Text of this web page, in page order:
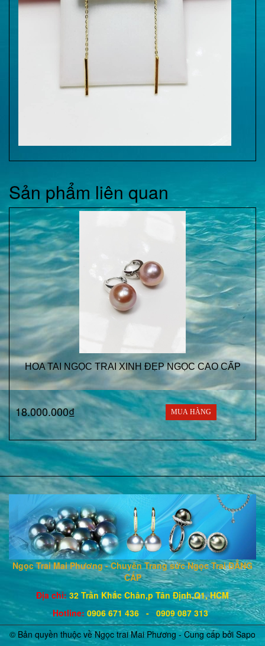
Sản phẩm liên quan
HOA TAI NGỌC TRAI XINH ĐẸP NGỌC CAO CẤP
18.000.000₫ MUA HÀNG
Ngọc Trai Mai Phương - Chuyên Trang sức Ngọc Trai ĐẲNG
CẤP
Địa chỉ: 32 Trần Khắc Chân,p Tân Định,Q1, HCM
Hotline: 0906 671 436 - 0909 087 313
© Bản quyền thuộc về Ngọc trai Mai Phương - Cung cấp bởi Sapo